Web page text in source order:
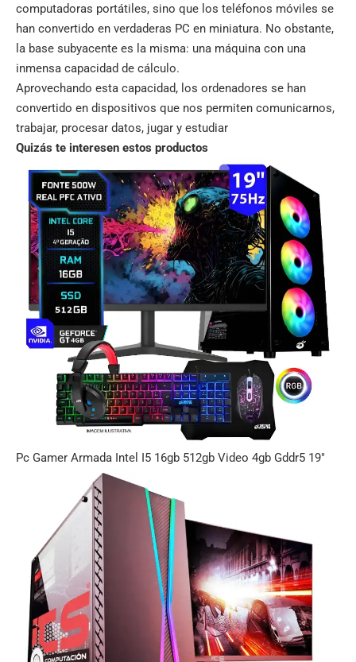
computadoras portátiles, sino que los teléfonos móviles se
han convertido en verdaderas PC en miniatura. No obstante,
la base subyacente es la misma: una máquina con una
inmensa capacidad de cálculo.
Aprovechando esta capacidad, los ordenadores se han
convertido en dispositivos que nos permiten comunicarnos,
trabajar, procesar datos, jugar y estudiar
Quizás te interesen estos productos
Pc Gamer Armada Intel I5 16gb 512gb Video 4gb Gddr5 19″